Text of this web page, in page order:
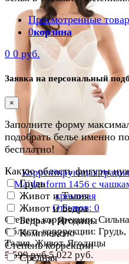
Корректирующая грация
Maidenform 1456 с
кремовая
Отзывов: 0
Степень корррекции:
Область корррекции: Грудь,
Талия, Живот, Ягодицы
5 599 руб.5 022 руб.
Просмотренные
0корзина
0 0 руб.
Заявка на персональный
×
Заполните форму
подобрать белье именно
бесплатно!
Какую область фигуры
Грудь
Живот и Талия
Живот и Бедра
Бедра и Ягодицы
Комплексно
Степень коррекции
Средняя